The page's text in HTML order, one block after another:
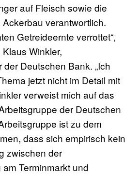
auf Fleisch sowie die
verantwortlich.
Getreideernte verrottet“,
Winkler,
Deutschen Bank. „Ich
jetzt nicht im Detail mit
verweist mich auf das
der Deutschen
ist zu dem
dass sich empirisch kein
zwischen der
Terminmarkt und